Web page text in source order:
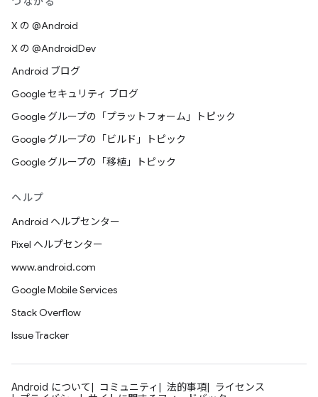
X の @Android
X の @AndroidDev
Android ブログ
Google セキュリティ ブログ
Google グループの「プラットフォーム」トピック
Google グループの「ビルド」トピック
Google グループの「移植」トピック
ヘルプ
Android ヘルプセンター
Pixel ヘルプセンター
www.android.com
Google Mobile Services
Stack Overflow
Issue Tracker
Android について コミュニティ 法的事項
ライセンス